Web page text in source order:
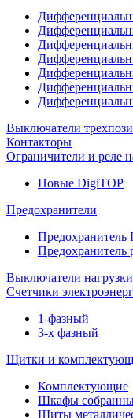
Выключатели
Контакторы
Ограничители и реле
Новые DigiTOP
Предохранители
Предохранитель
Выключатели
Счетчики
1-фазный
3-х фазный
Щитки и
Комплектующие
Шкафы
Щиты